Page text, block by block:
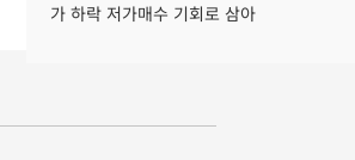
가 하락 저가매수 기회로 삼아